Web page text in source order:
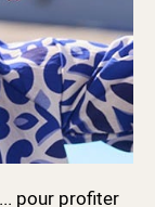
pour profiter